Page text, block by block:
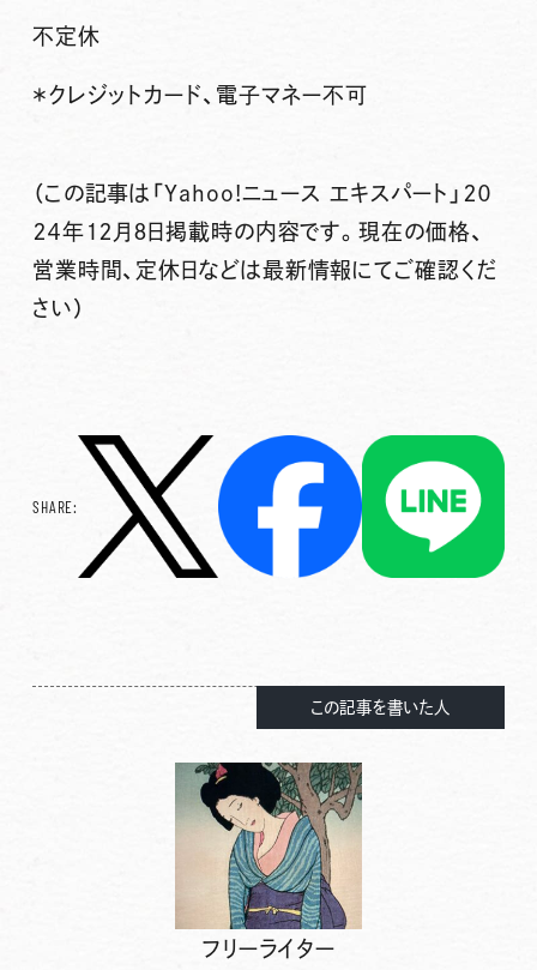
不定休
＊クレジットカード、電子マネー不可
（この記事は「Yahoo!ニュース エキスパート」２０
２４年１２月８日掲載時の内容です。現在の価格、
営業時間、定休日などは最新情報にてご確認くだ
さい）
SHARE:
この記事を書いた人
フリーライター